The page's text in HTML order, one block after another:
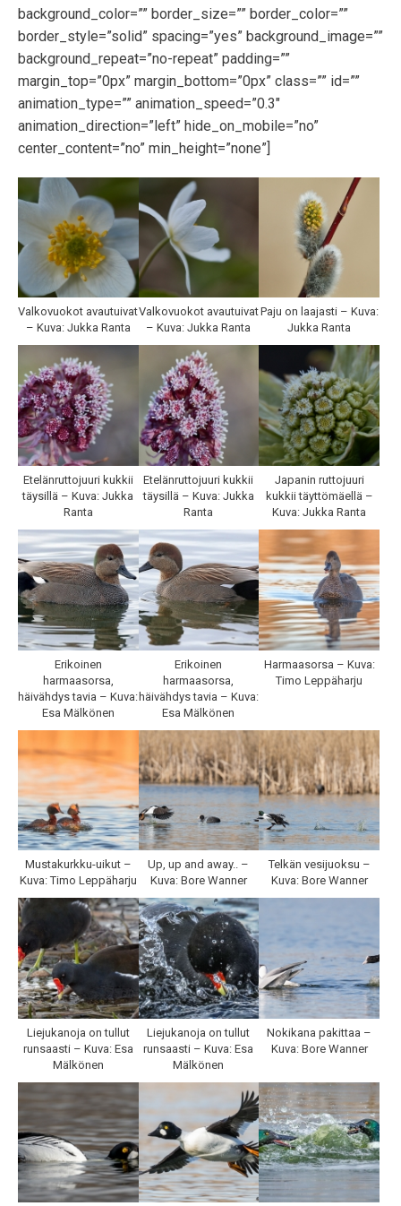
background_color=”” border_size=”” border_color=””
border_style=”solid” spacing=”yes” background_image=””
background_repeat=”no-repeat” padding=””
margin_top=”0px” margin_bottom=”0px” class=”” id=””
animation_type=”” animation_speed=”0.3″
animation_direction=”left” hide_on_mobile=”no”
center_content=”no” min_height=”none”]
Valkovuokot avautuivat
– Kuva: Jukka Ranta
Valkovuokot avautuivat
– Kuva: Jukka Ranta
Paju on laajasti – Kuva:
Jukka Ranta
Etelänruttojuuri kukkii
täysillä – Kuva: Jukka
Ranta
Etelänruttojuuri kukkii
täysillä – Kuva: Jukka
Ranta
Japanin ruttojuuri
kukkii täyttömäellä –
Kuva: Jukka Ranta
Erikoinen
harmaasorsa,
häivähdys tavia – Kuva:
Esa Mälkönen
Erikoinen
harmaasorsa,
häivähdys tavia – Kuva:
Esa Mälkönen
Harmaasorsa – Kuva:
Timo Leppäharju
Mustakurkku-uikut –
Kuva: Timo Leppäharju
Up, up and away.. –
Kuva: Bore Wanner
Telkän vesijuoksu –
Kuva: Bore Wanner
Liejukanoja on tullut
runsaasti – Kuva: Esa
Mälkönen
Liejukanoja on tullut
runsaasti – Kuva: Esa
Mälkönen
Nokikana pakittaa –
Kuva: Bore Wanner